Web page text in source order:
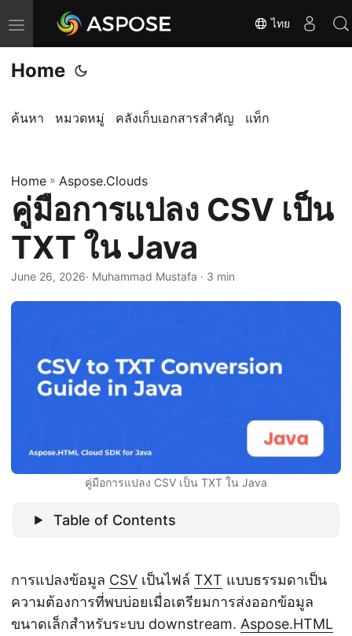
T
o
g
l
a
v
i
a
ไทย
Home
ค้นหา หมวดหมู่ คลังเก็บเอกสารสำคัญ แท็ก
Home » Aspose.Clouds
คู่มือการแปลง CSV เป็น
TXT ใน Java
June 26, 2026· Muhammad Mustafa · 3 min
คู่มือการแปลง CSV เป็น TXT ใน Java
Table of Contents
การแปลงข้อมูล CSV เป็นไฟล์ TXT แบบธรรมดาเป็น
ความต้องการที่พบบ่อยเมื่อเตรียมการส่งออกข้อมูล
ขนาดเล็กสำหรับระบบ downstream. Aspose.HTML